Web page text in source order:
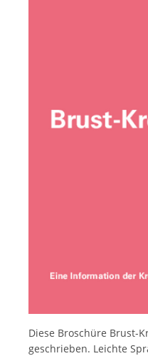
Diese Broschüre Brust-
geschrieben. Leichte